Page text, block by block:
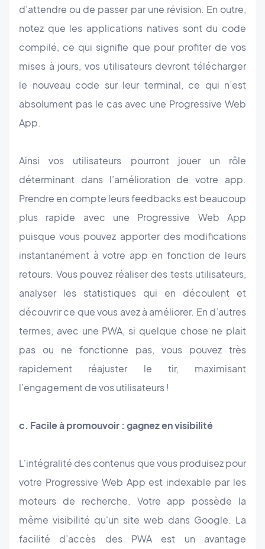
d’attendre ou de passer par une révision. En outre,
notez que les applications natives sont du code
compilé, ce qui signifie que pour profiter de vos
mises à jours, vos utilisateurs devront télécharger
le nouveau code sur leur terminal, ce qui n’est
absolument pas le cas avec une Progressive Web
App.
Ainsi vos utilisateurs pourront jouer un rôle
déterminant dans l’amélioration de votre app.
Prendre en compte leurs feedbacks est beaucoup
plus rapide avec une Progressive Web App
puisque vous pouvez apporter des modifications
instantanément à votre app en fonction de leurs
retours. Vous pouvez réaliser des tests utilisateurs,
analyser les statistiques qui en découlent et
découvrir ce que vous avez à améliorer. En d’autres
termes, avec une PWA, si quelque chose ne plait
pas ou ne fonctionne pas, vous pouvez très
rapidement réajuster le tir, maximisant
l’engagement de vos utilisateurs !
c. Facile à promouvoir : gagnez en visibilité
L'intégralité des contenus que vous produisez pour
votre Progressive Web App est indexable par les
moteurs de recherche. Votre app possède la
même visibilité qu'un site web dans Google. La
facilité d’accès des PWA est un avantage